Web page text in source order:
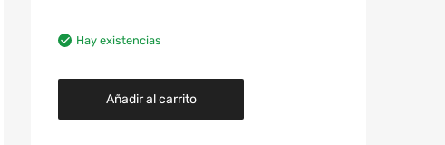
Hay existencias
Añadir al carrito